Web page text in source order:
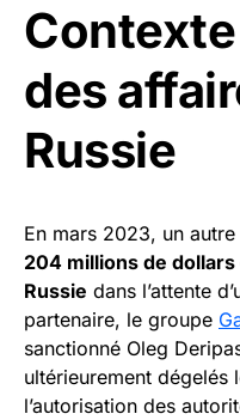
des
Russie
En mars 2023, un
204 millions de dollars
Russie dans l’attente
partenaire, le groupe
sanctionné Oleg
ultérieurement dégelés
l’autorisation des